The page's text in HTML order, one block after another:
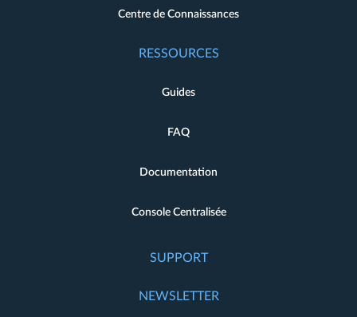
Centre de Connaissances
RESSOURCES
Guides
FAQ
Documentation
Console Centralisée
SUPPORT
NEWSLETTER